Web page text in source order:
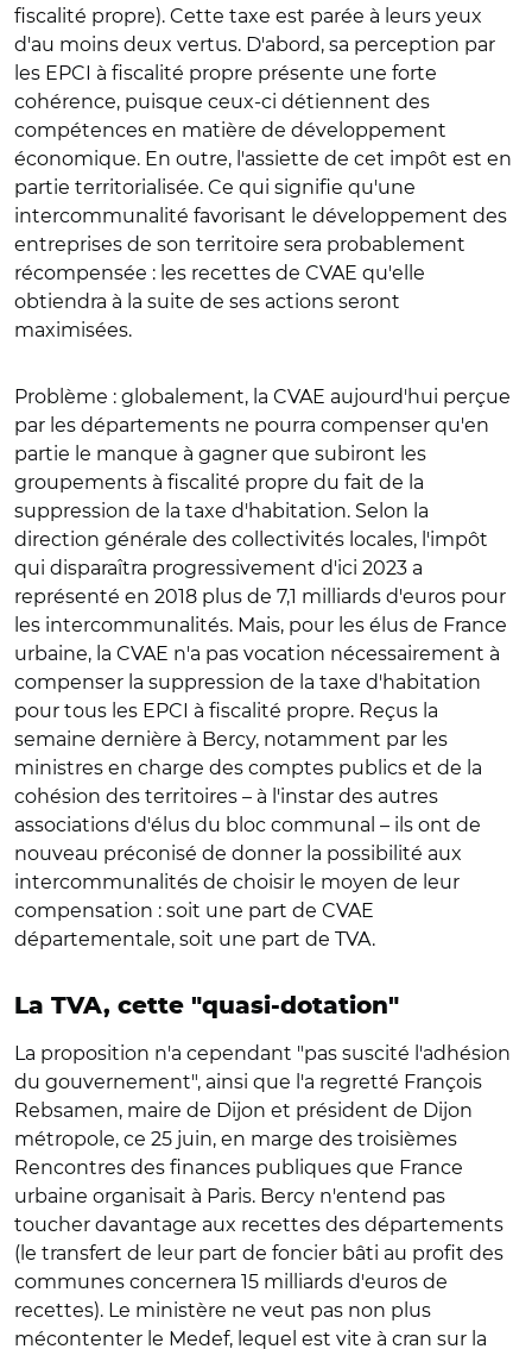
fiscalité propre). Cette taxe est parée à leurs yeux
d'au moins deux vertus. D'abord, sa perception par
les EPCI à fiscalité propre présente une forte
cohérence, puisque ceux-ci détiennent des
compétences en matière de développement
économique. En outre, l'assiette de cet impôt est en
partie territorialisée. Ce qui signifie qu'une
intercommunalité favorisant le développement des
entreprises de son territoire sera probablement
récompensée : les recettes de CVAE qu'elle
obtiendra à la suite de ses actions seront
maximisées.
Problème : globalement, la CVAE aujourd'hui perçue
par les départements ne pourra compenser qu'en
partie le manque à gagner que subiront les
groupements à fiscalité propre du fait de la
suppression de la taxe d'habitation. Selon la
direction générale des collectivités locales, l'impôt
qui disparaîtra progressivement d'ici 2023 a
représenté en 2018 plus de 7,1 milliards d'euros pour
les intercommunalités. Mais, pour les élus de France
urbaine, la CVAE n'a pas vocation nécessairement à
compenser la suppression de la taxe d'habitation
pour tous les EPCI à fiscalité propre. Reçus la
semaine dernière à Bercy, notamment par les
ministres en charge des comptes publics et de la
cohésion des territoires – à l'instar des autres
associations d'élus du bloc communal – ils ont de
nouveau préconisé de donner la possibilité aux
intercommunalités de choisir le moyen de leur
compensation : soit une part de CVAE
départementale, soit une part de TVA.
La TVA, cette "quasi-dotation"
La proposition n'a cependant "pas suscité l'adhésion
du gouvernement", ainsi que l'a regretté François
Rebsamen, maire de Dijon et président de Dijon
métropole, ce 25 juin, en marge des troisièmes
Rencontres des finances publiques que France
urbaine organisait à Paris. Bercy n'entend pas
toucher davantage aux recettes des départements
(le transfert de leur part de foncier bâti au profit des
communes concernera 15 milliards d'euros de
recettes). Le ministère ne veut pas non plus
mécontenter le Medef, lequel est vite à cran sur la